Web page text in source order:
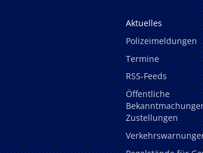
Aktuelles
Polizeimeldungen
Termine
RSS-Feeds
Öffentliche
Zustellungen